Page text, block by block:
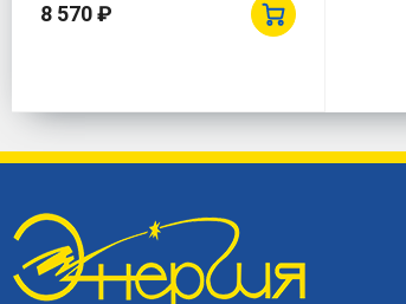
8 570 ₽